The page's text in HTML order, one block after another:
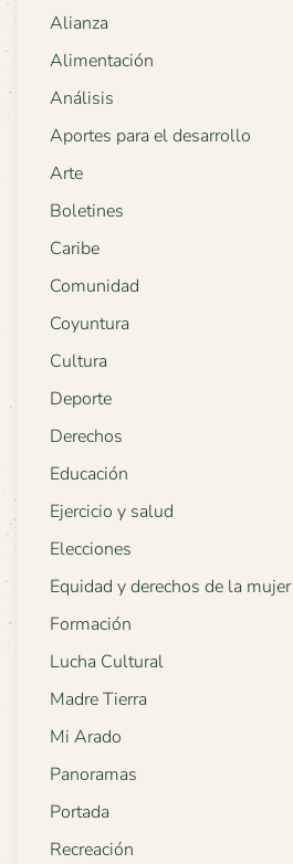
Alianza
Alimentación
Análisis
Aportes para el desarrollo
Arte
Boletines
Caribe
Comunidad
Coyuntura
Cultura
Deporte
Derechos
Educación
Ejercicio y salud
Elecciones
Equidad y derechos de la mujer
Formación
Lucha Cultural
Madre Tierra
Mi Arado
Panoramas
Portada
Recreación